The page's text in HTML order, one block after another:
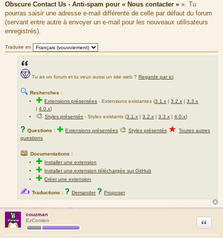
Obscure Contact Us - Anti-spam pour « Nous contacter » ». Tu
pourras saisir une adresse e-mail différente de celle par défaut du forum
(servant entre autre à envoyer un e-mail pour les nouveaux utilisateurs
enregistrés).
Traduire en
Tu as un forum et tu veux aussi un site web ? Regarde par ici.
🔍 Recherches :
✚Extensions présentées - Extensions existantes (3.1.x |3.2.x |3.3.x
|4.0.x)
🎨Styles présentés - Styles existants (3.1.x |3.2.x |3.3.x |4.0.x)
? Questions : ✚ Extensions présentées 🎨 Styles présentés ★ Toutes autres
questions
📖 Documentations :
✚ Installer une extension
✚ Installer une extension téléchargée sur GitHub
✚Créer une extension
✍ Traductions : ? Demander ? Proposer
couzman
EzComien
Citation